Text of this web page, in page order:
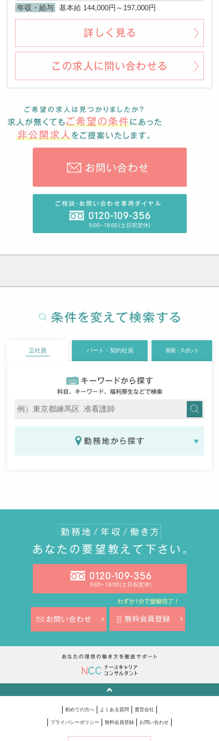
年収・給与
基本給 144,000円～197,000円
正社員 パート・契約社員 単発・スポット
初めての方へ よくある質問 運営会社
プライバシーポリシー 無料会員登録 お問い合わせ